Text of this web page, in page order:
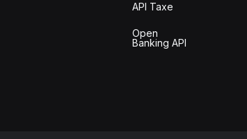
API Taxe
Open
Banking API